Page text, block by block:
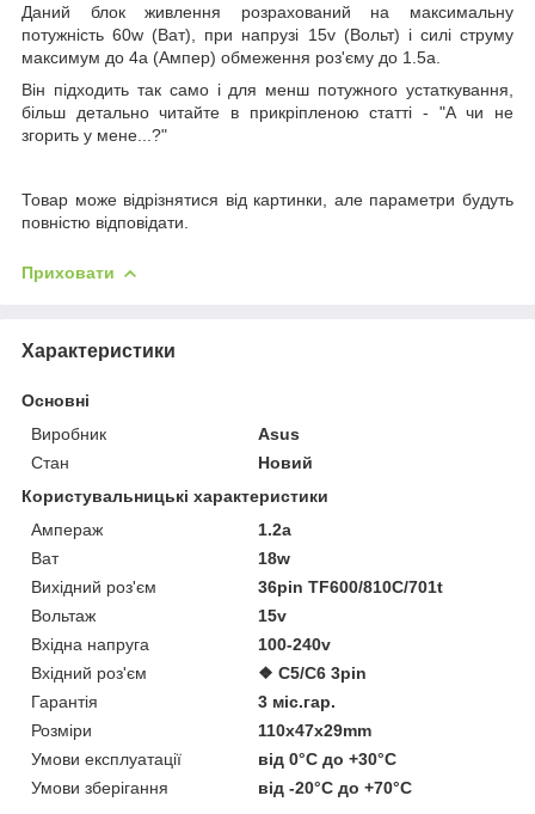
Даний блок живлення розрахований на максимальну
потужність60w (Ват) , при напрузі 15v (Вольт) і силі струму
максимум до 4a (Ампер) обмеження роз'єму до 1.5a.
Він підходить так само і для менш потужного устаткування,
більш детально читайте в прикріпленою статті - "А чи не
згорить у мене...?"
Товар може відрізнятися від картинки, але параметри будуть
повністю відповідати.
Приховати
Характеристики
Основні
Виробник
Asus
Стан
Новий
Користувальницькі характеристики
Ампераж
1.2a
Ват
18w
Вихідний роз'єм
36pin TF600/810C/701t
Вольтаж
15v
Вхідна напруга
100-240v
Вхідний роз'єм
❖ C5/C6 3pin
Гарантія
3 міс.гар.
Розміри
110x47x29mm
Умови експлуатації
від 0°C до +30°C
Умови зберігання
від -20°C до +70°C